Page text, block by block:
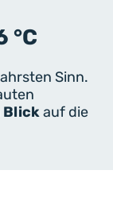
°C
Sinn.
Blickauf die